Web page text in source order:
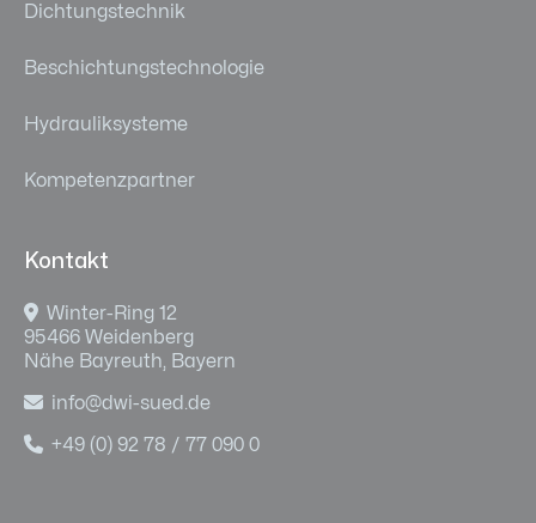
Dichtungstechnik
Beschichtungstechnologie
Hydrauliksysteme
Kompetenzpartner
Kontakt
 Winter-Ring 12
95466 Weidenberg
Nähe Bayreuth, Bayern
 info@dwi-sued.de
 +49 (0) 92 78 / 77 090 0